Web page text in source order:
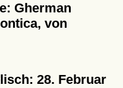
Gherman
von
28. Februar